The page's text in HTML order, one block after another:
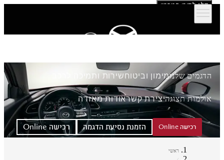
דלג לתוכן המרכזי
הדגמים שלנומימון וביטוחשירות ותמיכה לרכב
אולמות תצוגהיצירת קשראודות מאזדה
רכישה Online הזמנת נסיעת הדגמה רכישה Online
ראשי